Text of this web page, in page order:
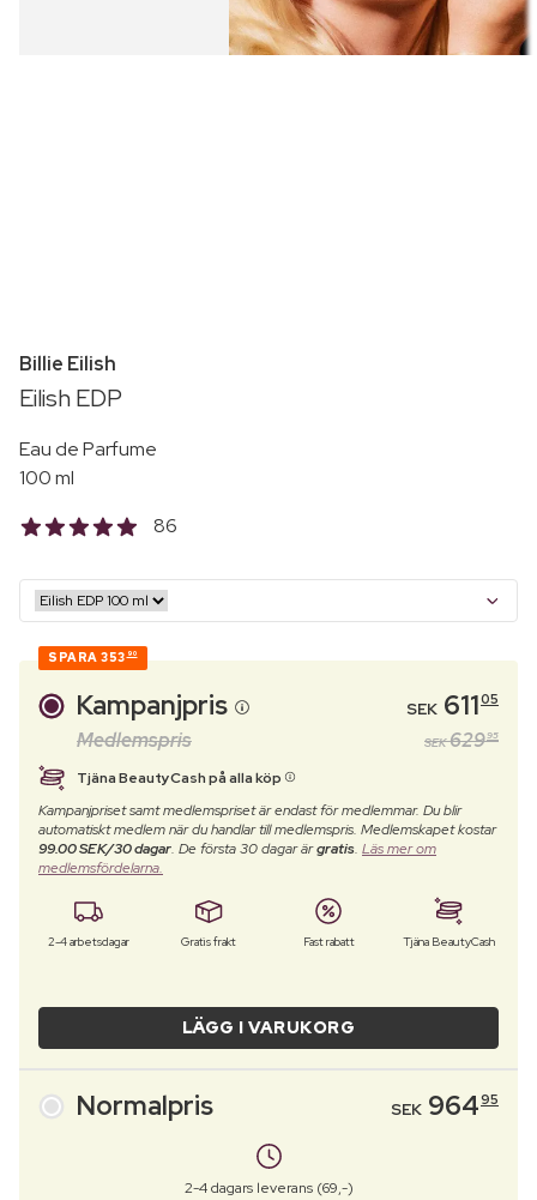
Billie Eilish
Eilish EDP
Eau de Parfume
100 ml
86
SPARA 353 90
Kampanjpris SEK 61105
Medlemspris SEK 62995
Tjäna BeautyCash på alla köp
Kampanjpriset samt medlemspriset är endast för medlemmar. Du blir
automatiskt medlem när du handlar till medlemspris. Medlemskapet kostar
99.00 SEK/30 dagar. De första 30 dagar ärgratis. Läs mer om
medlemsfördelarna.
2-4 arbetsdagar Gratis frakt Fast rabatt Tjäna BeautyCash
LÄGG I VARUKORG
Normalpris SEK 96495
2-4 dagars leverans (69,-)